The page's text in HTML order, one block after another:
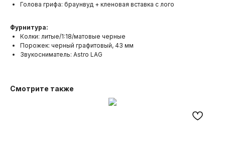
Голова грифа: браунвуд + кленовая вставка с лого
Фурнитура:
Колки: литые/1:18/матовые черные
Порожек: черный графитовый, 43 мм
Звукосниматель: Astro LAG
Смотрите также